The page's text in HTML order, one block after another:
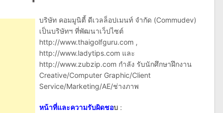
บริษัท คอมมูนิตี้ ดีเวลล็อปเมนท์ จำกัด (Commudev)
เป็นบริษัทฯ ที่พัฒนาเว็ปไซต์
http://www.thaigolfguru.com ,
http://www.ladytips.com และ
http://www.zubzip.com กำลัง รับนักศึกษาฝึกงาน
Creative/Computer Graphic/Client
Service/Marketing/AE/ช่างภาพ
หน้าที่และความรับผิดชอบ :